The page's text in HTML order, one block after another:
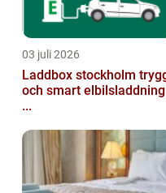
03 juli 2026
Laddbox stockholm trygg
och smart elbilsladdning
...